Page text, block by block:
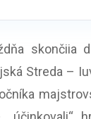
skončiia
Streda –